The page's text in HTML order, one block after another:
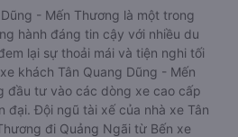
- Mến Thương là một trong
hành đáng tin cậy với nhiều du
lại sự thoải mái và tiện nghi tối
khách Tân Quang Dũng - Mến
đầu tư vào các dòng xe cao cấp
đại. Đội ngũ tài xế của nhà xe Tân
đi Quảng Ngãi từ Bến xe